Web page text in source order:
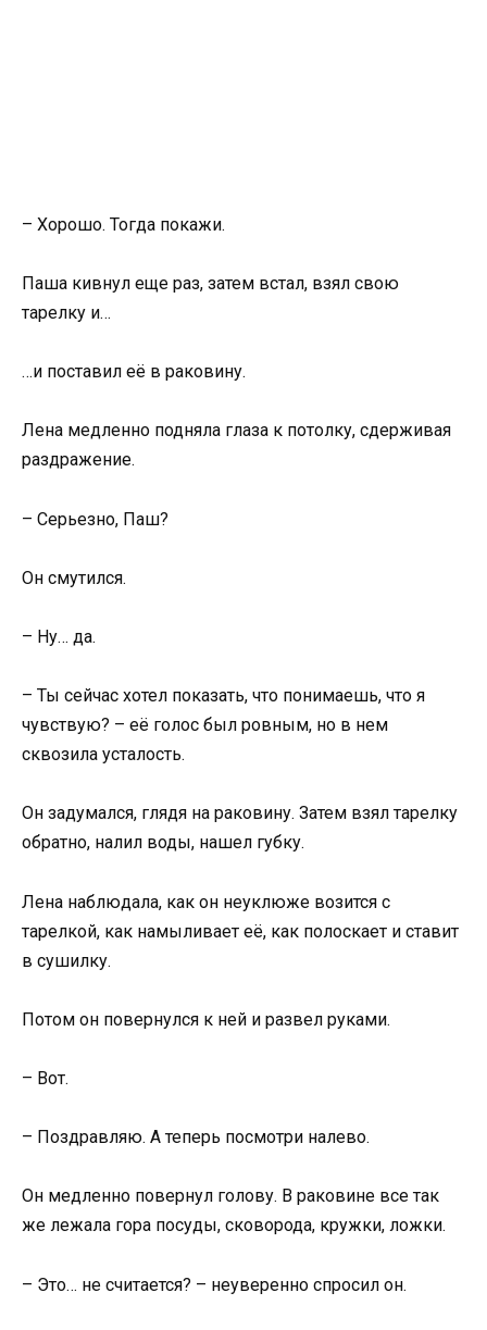
– Хорошо. Тогда покажи.
Паша кивнул еще раз, затем встал, взял свою
тарелку и…
…и поставил её в раковину.
Лена медленно подняла глаза к потолку, сдерживая
раздражение.
– Серьезно, Паш?
Он смутился.
– Ну… да.
– Ты сейчас хотел показать, что понимаешь, что я
чувствую? – её голос был ровным, но в нем
сквозила усталость.
Он задумался, глядя на раковину. Затем взял тарелку
обратно, налил воды, нашел губку.
Лена наблюдала, как он неуклюже возится с
тарелкой, как намыливает её, как полоскает и ставит
в сушилку.
Потом он повернулся к ней и развел руками.
– Вот.
– Поздравляю. А теперь посмотри налево.
Он медленно повернул голову. В раковине все так
же лежала гора посуды, сковорода, кружки, ложки.
– Это… не считается? – неуверенно спросил он.